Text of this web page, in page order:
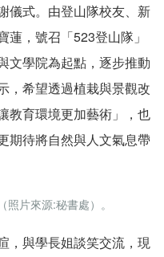
儀式。由登山隊校友、新
，號召「523登山隊」
文學院為起點，逐步推動
，希望透過植栽與景觀改
教育環境更加藝術」，也
期待將自然與人文氣息帶
片來源:秘書處）。
，與學長姐談笑交流，現